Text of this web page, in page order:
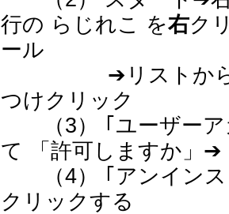
行の らじれこ を右ク
ール
➔リストから「
つけクリック
（3） ｢ユーザーア
て 「許可しますか」➔
（4） ｢アンインス
クリックする